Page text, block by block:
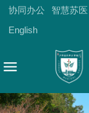
协同办公 智慧苏医
English